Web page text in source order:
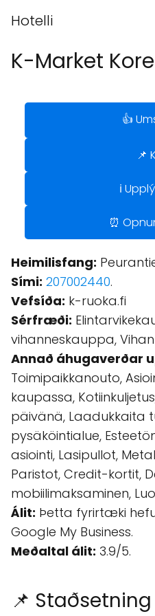
Hotelli
K-Market
👍
📌
ℹ️
⏰
Heimilisfang:
Sími: 207002440.
Vefsíða: k-ruoka.fi
Sérfræði:
vihanneskauppa,
Annað áhugaverðar
Toimipaikkanouto,
kaupassa,
päivänä, Laadukkaita
pysäköintialue,
asiointi, Lasipullot,
Paristot, Credit-kortit,
mobiilimaksaminen,
Álit: Þetta fyrirtæki
Google My Business.
Meðaltal álit: 3.9/5.
📌